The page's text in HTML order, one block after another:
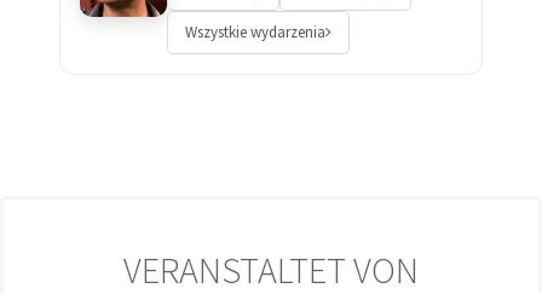
Wszystkie wydarzenia
VERANSTALTET VON